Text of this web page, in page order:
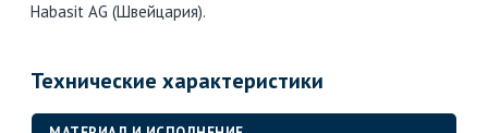
Habasit AG (Швейцария).
Технические характеристики